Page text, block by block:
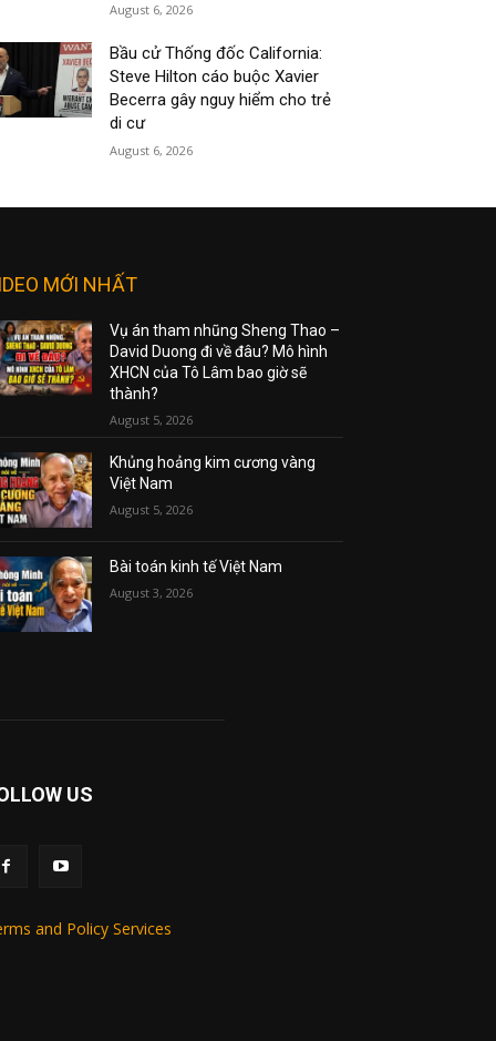
August 6, 2026
Bầu cử Thống đốc California:
Steve Hilton cáo buộc Xavier
Becerra gây nguy hiểm cho trẻ
di cư
August 6, 2026
MỚI NHẤT
Vụ án tham nhũng Sheng Thao –
David Duong đi về đâu? Mô hình
XHCN của Tô Lâm bao giờ sẽ
thành?
August 5, 2026
Khủng hoảng kim cương vàng
Việt Nam
August 5, 2026
Bài toán kinh tế Việt Nam
August 3, 2026
US
and Policy Services